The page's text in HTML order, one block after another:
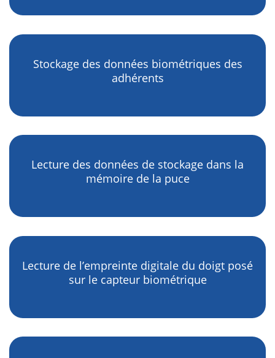
Stockage des données biométriques des
adhérents
Lecture des données de stockage dans la
mémoire de la puce
Lecture de l’empreinte digitale du doigt posé
sur le capteur biométrique